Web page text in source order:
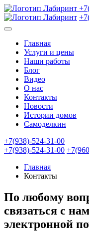
Главная
Услуги и цены
Наши работы
Блог
Видео
О нас
Контакты
Новости
Истории домов
Самоделкин
+7(938)-524-31-00
+7(938)-524-31-00
Главная
Контакты
По любому
связаться с
электронной